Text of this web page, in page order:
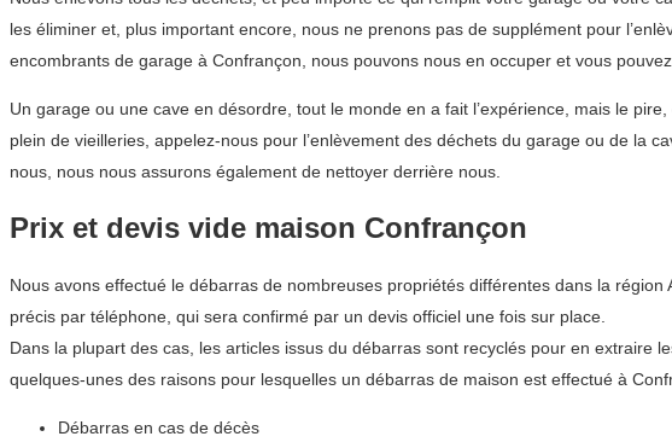
les éliminer et, plus important encore, nous ne prenons pas de supplément pour
encombrants de garage à Confrançon, nous pouvons nous en occuper et vous
Un garage ou une cave en désordre, tout le monde en a fait l’expérience, mais le
plein de vieilleries, appelez-nous pour l’enlèvement des déchets du garage ou de la
nous, nous nous assurons également de nettoyer derrière nous.
Prix et devis vide maison Confrançon
Nous avons effectué le débarras de nombreuses propriétés différentes dans la
précis par téléphone, qui sera confirmé par un devis officiel une fois sur place.
Dans la plupart des cas, les articles issus du débarras sont recyclés pour en extraire
quelques-unes des raisons pour lesquelles un débarras de maison est effectué à
Débarras en cas de décès